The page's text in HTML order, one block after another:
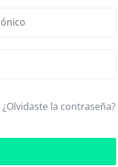
¿Olvidaste la contraseña?
Lost your password?